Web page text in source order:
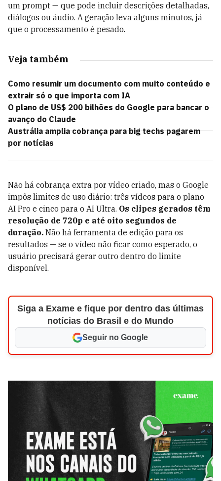
um prompt — que pode incluir descrições detalhadas,
diálogos ou áudio. A geração leva alguns minutos, já
que o processamento é pesado.
Veja também
Como resumir um documento com muito conteúdo e
extrair só o que importa com IA
O plano de US$ 200 bilhões do Google para bancar o
avanço do Claude
Austrália amplia cobrança para big techs pagarem
por notícias
Não há cobrança extra por vídeo criado, mas o Google
impôs limites de uso diário: três vídeos para o plano
AI Pro e cinco para o AI Ultra. Os clipes gerados têm
resolução de 720p e até oito segundos de
duração. Não há ferramenta de edição para os
resultados — se o vídeo não ficar como esperado, o
usuário precisará gerar outro dentro do limite
disponível.
Siga a Exame e fique por dentro das últimas
notícias do Brasil e do Mundo
Seguir no Google